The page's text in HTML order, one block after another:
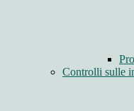
Controlli sulle